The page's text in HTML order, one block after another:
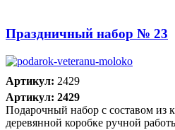
Праздничный набор № 23
Артикул: 2429
Артикул: 2429
Подарочный набор с составом из
деревянной коробке ручной